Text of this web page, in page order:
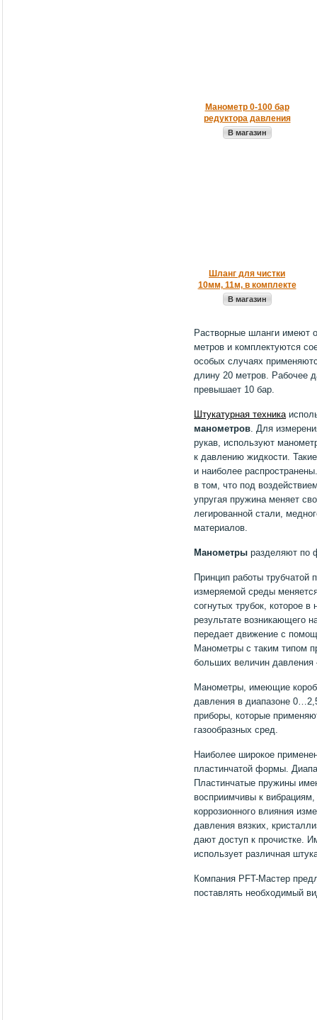
Манометр 0-100 бар
редуктора давления
В магазин
Шланг для чистки
10мм, 11м, в комплекте
В магазин
Растворные шланги имеют
метров и комплектуются
особых случаях
длину 20 метров. Рабочее
превышает 10 бар.
Штукатурная техника
манометров. Для
рукав, используют
к давлению жидкости.
и наиболее
в том, что под
упругая пружина меняет
легированной стали,
материалов.
Манометры разделяют по
Принцип работы
измеряемой среды
согнутых трубок, которое
результате возникающего
передает движение с
Манометры с таким типом
больших величин давления
Манометры, имеющие
давления в диапазоне
приборы, которые
газообразных сред.
Наиболее широкое
пластинчатой формы.
Пластинчатые пружины
восприимчивы к
коррозионного влияния
давления вязких,
дают доступ к прочистке.
использует различная
Компания PFT-Мастер
поставлять необходимый